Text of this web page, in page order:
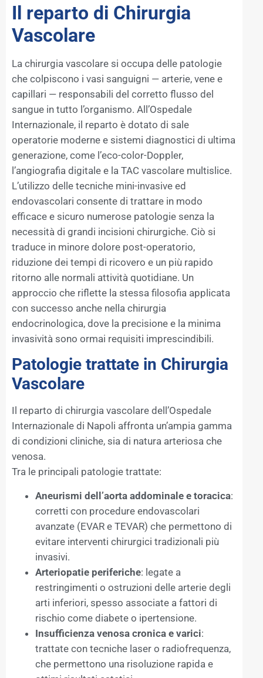
Il reparto di Chirurgia
Vascolare
La chirurgia vascolare si occupa delle patologie
che colpiscono i vasi sanguigni — arterie, vene e
capillari — responsabili del corretto flusso del
sangue in tutto l’organismo. All’Ospedale
Internazionale, il reparto è dotato di sale
operatorie moderne e sistemi diagnostici di ultima
generazione, come l’eco-color-Doppler,
l’angiografia digitale e la TAC vascolare multislice.
L’utilizzo delle tecniche mini-invasive ed
endovascolari consente di trattare in modo
efficace e sicuro numerose patologie senza la
necessità di grandi incisioni chirurgiche. Ciò si
traduce in minore dolore post-operatorio,
riduzione dei tempi di ricovero e un più rapido
ritorno alle normali attività quotidiane. Un
approccio che riflette la stessa filosofia applicata
con successo anche nella chirurgia
endocrinologica, dove la precisione e la minima
invasività sono ormai requisiti imprescindibili.
Patologie trattate in Chirurgia
Vascolare
Il reparto di chirurgia vascolare dell’Ospedale
Internazionale di Napoli affronta un’ampia gamma
di condizioni cliniche, sia di natura arteriosa che
venosa.
Tra le principali patologie trattate:
Aneurismi dell’aorta addominale e toracica:
corretti con procedure endovascolari
avanzate (EVAR e TEVAR) che permettono di
evitare interventi chirurgici tradizionali più
invasivi.
Arteriopatie periferiche: legate a
restringimenti o ostruzioni delle arterie degli
arti inferiori, spesso associate a fattori di
rischio come diabete o ipertensione.
Insufficienza venosa cronica e varici:
trattate con tecniche laser o radiofrequenza,
che permettono una risoluzione rapida e